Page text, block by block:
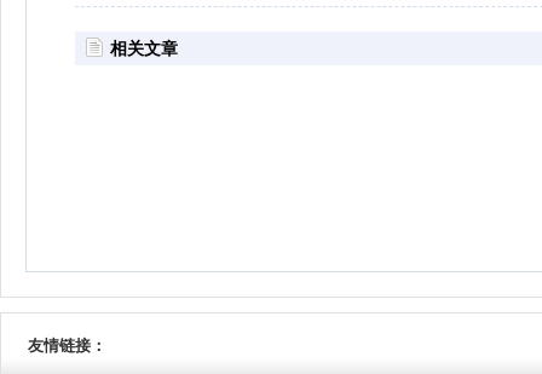
相关文章
友情链接：